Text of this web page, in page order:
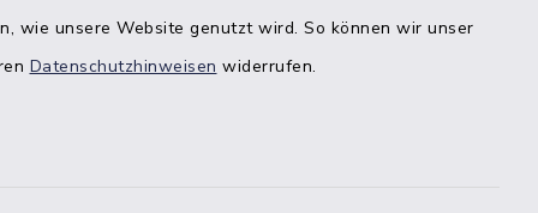
wie unsere Website genutzt wird. So können wir unser
Datenschutzhinweisen widerrufen.